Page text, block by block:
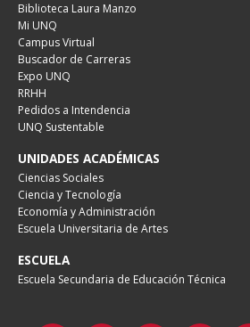
Biblioteca Laura Manzo
Mi UNQ
Campus Virtual
Buscador de Carreras
Expo UNQ
RRHH
Pedidos a Intendencia
UNQ Sustentable
UNIDADES ACADÉMICAS
Ciencias Sociales
Ciencia y Tecnología
Economía y Administración
Escuela Universitaria de Artes
ESCUELA
Escuela Secundaria de Educación Técnica